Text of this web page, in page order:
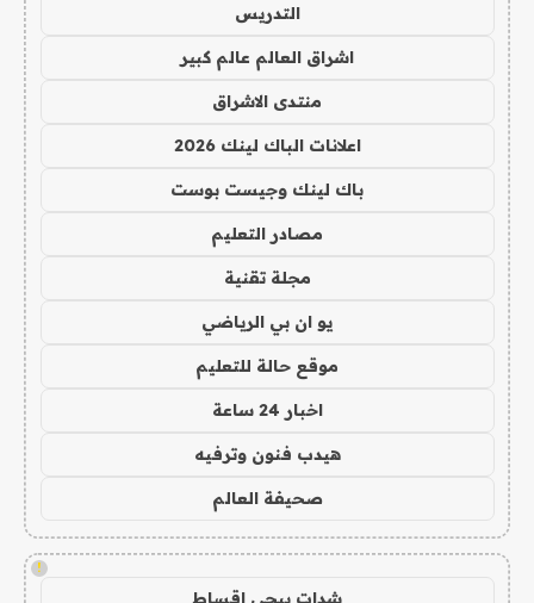
التدريس
اشراق العالم عالم كبير
منتدى الاشراق
اعلانات الباك لينك 2026
باك لينك وجيست بوست
مصادر التعليم
مجلة تقنية
يو ان بي الرياضي
موقع حالة للتعليم
اخبار 24 ساعة
هيدب فنون وترفيه
صحيفة العالم
!
شدات ببجي اقساط